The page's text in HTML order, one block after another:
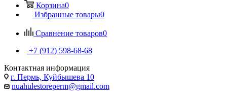
Корзина0
Избранные товары0
Сравнение товаров0
+7 (912) 598-68-68
Контактная информация
г. Пермь, Куйбышева 10
nuahulestoreperm@gmail.com